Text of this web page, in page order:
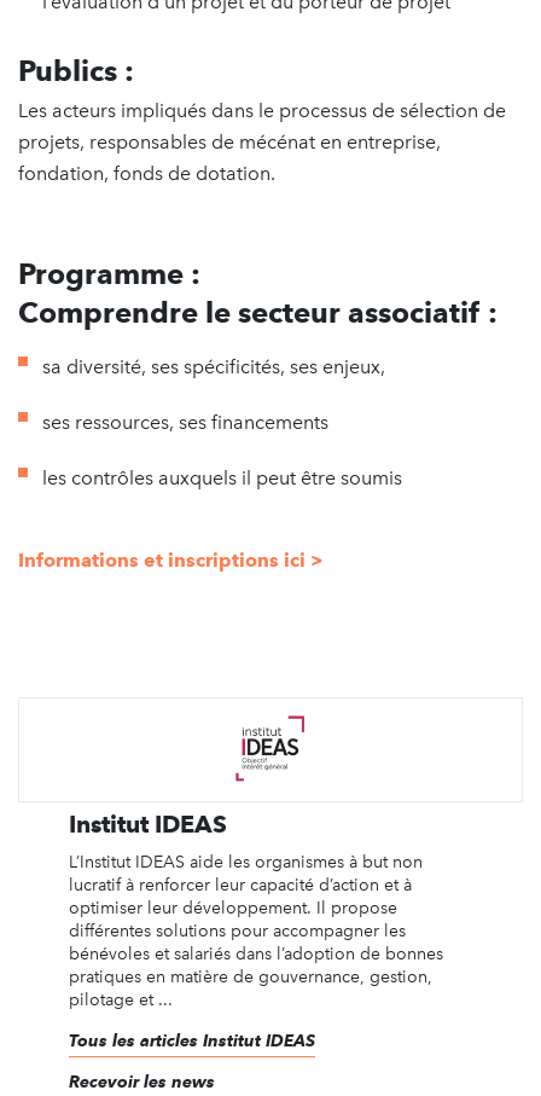
Publics :
Les acteurs impliqués dans le processus de sélection de
projets, responsables de mécénat en entreprise,
fondation, fonds de dotation.
Programme :
Comprendre le secteur associatif :
sa diversité, ses spécificités, ses enjeux,
ses ressources, ses financements
les contrôles auxquels il peut être soumis
Informations et inscriptions ici >
Institut IDEAS
L’Institut IDEAS aide les organismes à but non
lucratif à renforcer leur capacité d’action et à
optimiser leur développement. Il propose
différentes solutions pour accompagner les
bénévoles et salariés dans l’adoption de bonnes
pratiques en matière de gouvernance, gestion,
pilotage et ...
Tous les articles Institut IDEAS
Recevoir les news